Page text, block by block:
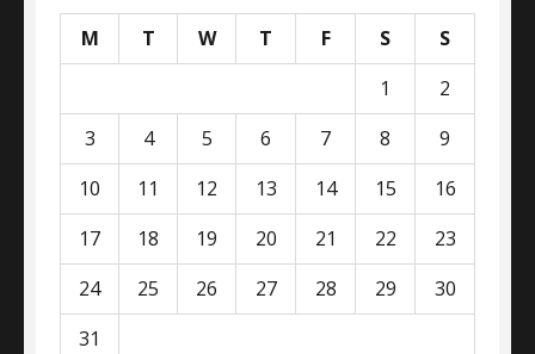
M T W T F S
S
1
2
3
4 5 6 7 8
9
10
11 12 13 14 15
16
17
18 19 20 21 22
23
24
25 26 27 28 29
30
31